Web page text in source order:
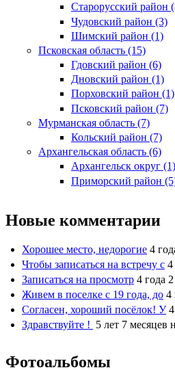
Старорусский район
Чудовский район (3)
Шимский район (1)
Псковская область (15)
Гдовский район (6)
Дновский район (1)
Порховский район (1)
Псковский район (7)
Мурманская область (7)
Кольский район (7)
Архангельская область (6)
Архангельск округ (1)
Приморский район
Новые комментарии
Хорошее место, недорогие 4
Чтобы записаться на встречу с 4
Записаться на просмотр 4 года
Живем в поселке с 19 года, до 4
Согласен, хороший посёлок! У
Здравствуйте ! 5 лет 7 месяцев
Фотоальбомы